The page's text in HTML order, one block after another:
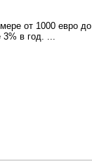
от 1000 евро до
3% в год. ...